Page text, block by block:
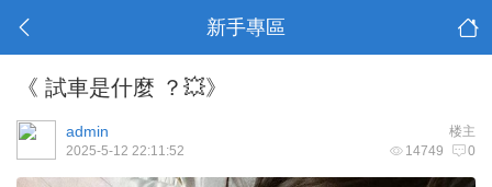
新手專區
《 試車是什麼 ？💥》
楼主
admin
14749 0
2025-5-12 22:11:52